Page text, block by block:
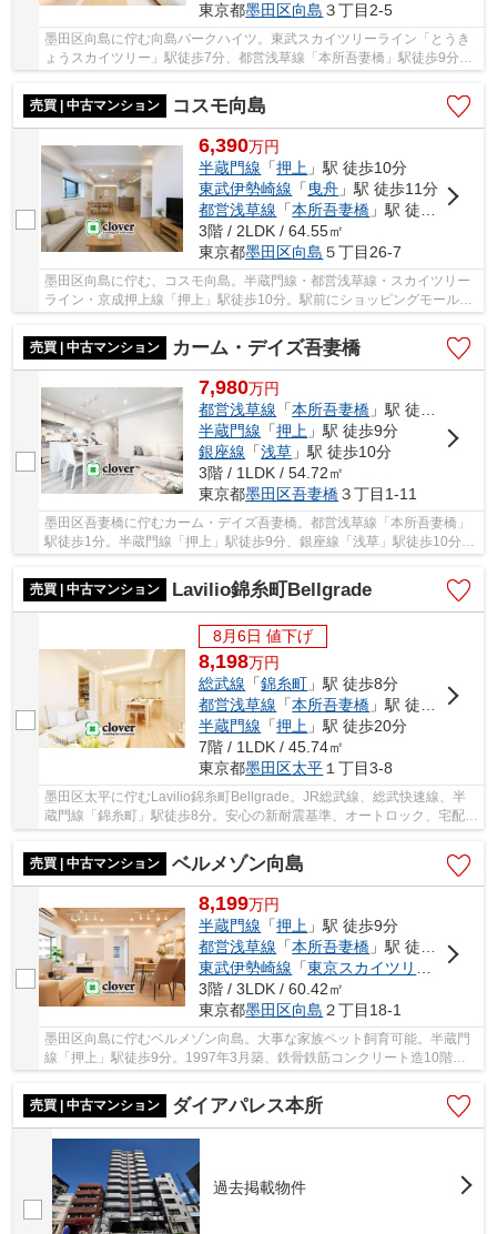
東京都墨田区向島 ３丁目2-5
墨田区向島に佇む向島パークハイツ。東武スカイツリーライン「とうき
ょうスカイツリー」駅徒歩7分、都営浅草線「本所吾妻橋」駅徒歩9分、
売買 | 中古マンション
コスモ向島
6,390万円
半蔵門線 「押上 」駅 徒歩10分
東武伊勢崎線 「 曳舟 」駅 徒歩11分
都営浅草線 「本所吾妻橋 」駅 徒歩15分
3階 / 2LDK / 64.55㎡
東京都墨田区向島 ５丁目26-7
墨田区向島に佇む、コスモ向島。半蔵門線・都営浅草線・スカイツリー
ライン・京成押上線「押上」駅徒歩10分。駅前にショッピングモールが
あり買い物に困りません。1990年築の新耐震基...
売買 | 中古マンション
カーム・デイズ吾妻橋
7,980万円
都営浅草線 「本所吾妻橋 」駅 徒歩1分
半蔵門線 「押上 」駅 徒歩9分
銀座線 「浅草 」駅 徒歩10分
3階 / 1LDK / 54.72㎡
東京都墨田区吾妻橋３丁目1-11
墨田区吾妻橋に佇むカーム・デイズ吾妻橋。都営浅草線「本所吾妻橋」
駅徒歩1分。半蔵門線「押上」駅徒歩9分、銀座線「浅草」駅徒歩10分も
利用可能。1992年5月築、鉄骨鉄筋コンクリート...
売買 | 中古マンション
Lavilio錦糸町Bellgrade
8月6日 値下げ
8,198万円
総武線 「錦糸町 」駅 徒歩8分
都営浅草線 「本所吾妻橋 」駅 徒歩19分
半蔵門線 「押上 」駅 徒歩20分
7階 / 1LDK / 45.74㎡
東京都墨田区太平１丁目3-8
墨田区太平に佇むLavilio錦糸町Bellgrade。JR総武線、総武快速線、半
蔵門線「錦糸町」駅徒歩8分。安心の新耐震基準、オートロック、宅配ボ
ックスあります。2009年築、ＲＣ造10階建、総...
売買 | 中古マンション
ベルメゾン向島
8,199万円
半蔵門線 「押上 」駅 徒歩9分
都営浅草線 「本所吾妻橋 」駅 徒歩11分
東武伊勢崎線 「東京スカイツリー
」駅 徒
3階 / 3LDK / 60.42㎡
東京都墨田区向島 ２丁目18-1
墨田区向島に佇むベルメゾン向島。大事な家族ペット飼育可能。半蔵門
線「押上」駅徒歩9分。1997年3月築、鉄骨鉄筋コンクリート造10階建
売買 | 中古マンション
ダイアパレス本所
過去掲載物件